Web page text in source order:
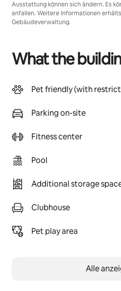
Ausstattung können sich ändern. Es
anfallen. Weitere Informationen
Gebäudeverwaltung.
What the
Pet friendly (with
Parking on-site
Fitness center
Pool
Additional storage
Clubhouse
Pet play area
Alle